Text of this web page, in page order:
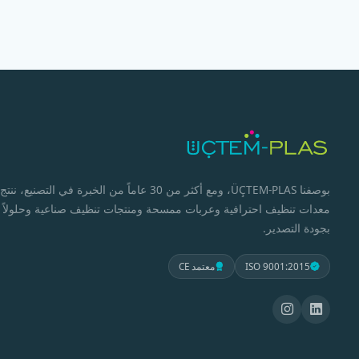
بوصفنا ÜÇTEM-PLAS، ومع أكثر من 30 عاماً من الخبرة في التصنيع، ننتج
معدات تنظيف احترافية وعربات ممسحة ومنتجات تنظيف صناعية وحلولاً
بجودة التصدير.
ISO 9001:2015 معتمد CE